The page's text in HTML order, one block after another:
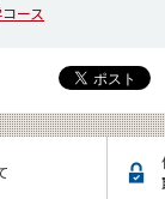
ース